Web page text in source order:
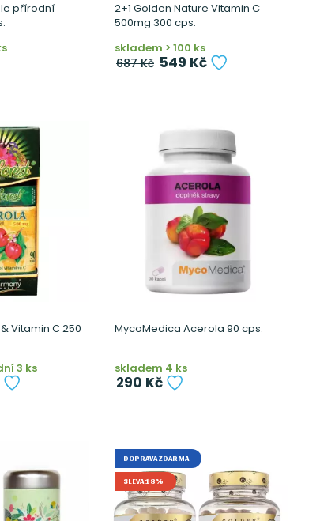
přírodní
2+1 Golden Nature Vitamin C
500mg 300 cps.
skladem > 100 ks
687 Kč 549 Kč
Vitamin C 250
3 ks
MycoMedica Acerola 90 cps.
skladem 4 ks
290 Kč
DOPRAVA ZDARMA
SLEVA 18%